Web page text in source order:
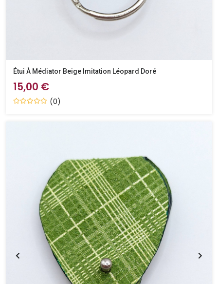
Étui À Médiator Beige Imitation Léopard Doré
15,00 €
(0)